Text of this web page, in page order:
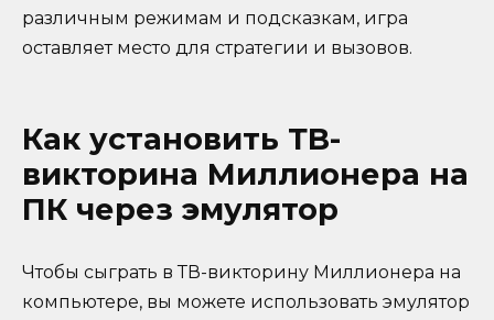
различным режимам и подсказкам, игра
оставляет место для стратегии и вызовов.
Как установить ТВ-
викторина Миллионера на
ПК через эмулятор
Чтобы сыграть в ТВ-викторину Миллионера на
компьютере, вы можете использовать эмулятор